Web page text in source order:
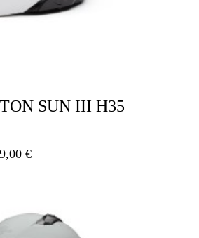
SUN III H35
€